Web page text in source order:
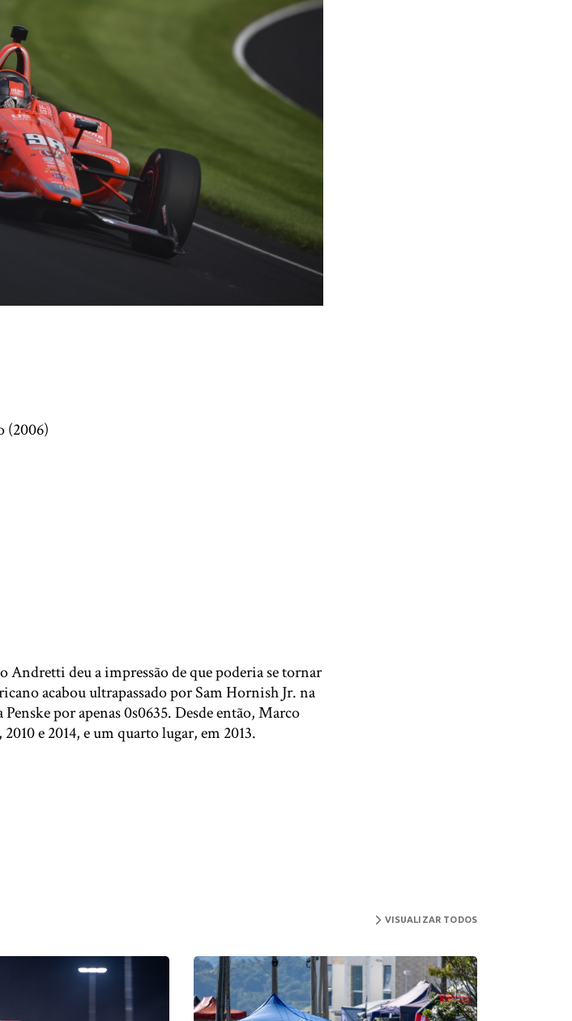
(2006)
Andretti deu a impressão de que poderia se tornar
acabou ultrapassado por Sam Hornish Jr. na
por apenas 0s0635. Desde então, Marco
e 2014, e um quarto lugar, em 2013.
VISUALIZAR TODOS